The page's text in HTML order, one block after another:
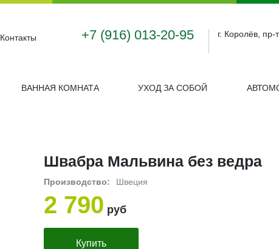
Контакты +7 (916) 013-20-95 г. Королёв,
ВАННАЯ КОМНАТА УХОД ЗА СОБОЙ
Швабра Мальвина без ведра
Производство: Швеция
2 790 руб
Купить